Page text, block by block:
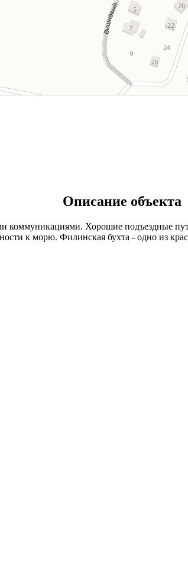
Описание объекта
Хорошие подъездные
к морю. Филинская бухта - одно из